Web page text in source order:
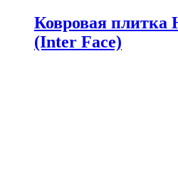
Ковровая плитка
(Inter Face)